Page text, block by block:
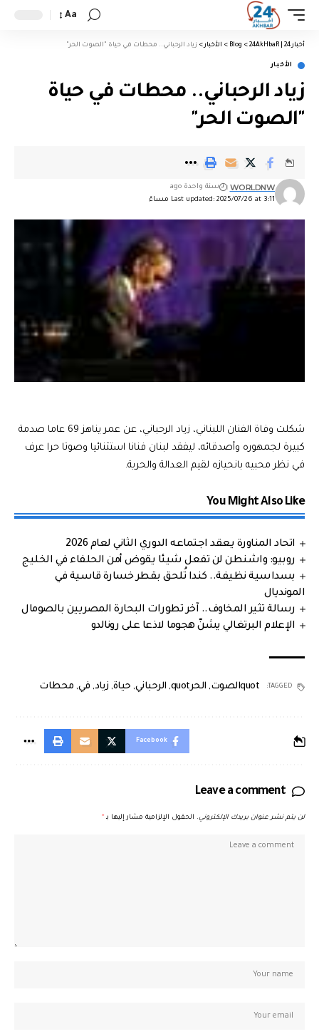
Aa
أخبار 24 | 24AkHbaR >
Blog
> الأخبار > زياد الرحباني.. محطات في حياة "الصوت الحر"
الأخبار
زياد الرحباني.. محطات في حياة
"الصوت الحر"
Last updated: 2025/07/26 at 3:11 مساءً
WORLDNW سنة واحدة ago
شكلت وفاة الفنان اللبناني، زياد الرحباني، عن عمر يناهز 69 عاما صدمة
كبيرة لجمهوره وأصدقائه، ليفقد لبنان فنانا استثنائيا وصوتا حرا عرف
في نظر محبيه بانحيازه لقيم العدالة والحرية.
You Might Also Like
اتحاد المناورة يعقد اجتماعه الدوري الثاني لعام 2026
روبيو: واشنطن لن تفعل شيئا يقوض أمن الحلفاء في الخليج
بسداسية نظيفة.. كندا تُلحق بقطر خسارة قاسية في
المونديال
رسالة تثير المخاوف.. آخر تطورات البحارة المصريين بالصومال
الإعلام البرتغالي يشنّ هجوما لاذعا على رونالدو
TAGGED: quotالصوت , الحرquot , الرحباني, حياة, زياد, في, محطات
Facebook
Leave a comment
لن يتم نشر عنوان بريدك الإلكتروني. الحقول الإلزامية مشار إليها بـ *